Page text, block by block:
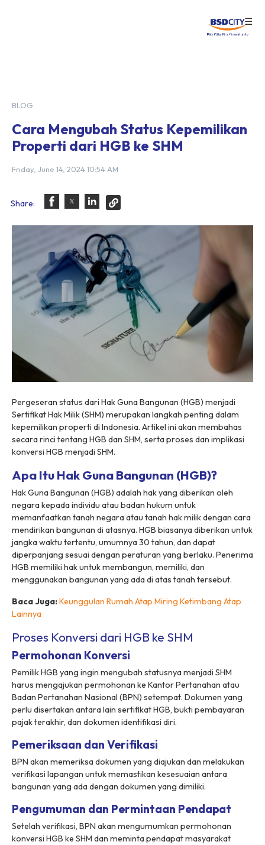
☰
BLOG
Cara Mengubah Status Kepemilikan
Properti dari HGB ke SHM
Friday, June 14, 2024 10:54 AM
Share:
Pergeseran status dari Hak Guna Bangunan (HGB) menjadi
Sertifikat Hak Milik (SHM) merupakan langkah penting dalam
kepemilikan properti di Indonesia. Artikel ini akan membahas
secara rinci tentang HGB dan SHM, serta proses dan implikasi
konversi HGB menjadi SHM.
Apa Itu Hak Guna Bangunan (HGB)?
Hak Guna Bangunan (HGB) adalah hak yang diberikan oleh
negara kepada individu atau badan hukum untuk
memanfaatkan tanah negara atau tanah hak milik dengan cara
mendirikan bangunan di atasnya. HGB biasanya diberikan untuk
jangka waktu tertentu, umumnya 30 tahun, dan dapat
diperpanjang sesuai dengan peraturan yang berlaku. Penerima
HGB memiliki hak untuk membangun, memiliki, dan
menggunakan bangunan yang ada di atas tanah tersebut.
Baca Juga:Keunggulan Rumah Atap Miring Ketimbang Atap
Lainnya
Proses Konversi dari HGB ke SHM
Permohonan Konversi
Pemilik HGB yang ingin mengubah statusnya menjadi SHM
harus mengajukan permohonan ke Kantor Pertanahan atau
Badan Pertanahan Nasional (BPN) setempat. Dokumen yang
perlu disertakan antara lain sertifikat HGB, bukti pembayaran
pajak terakhir, dan dokumen identifikasi diri.
Pemeriksaan dan Verifikasi
BPN akan memeriksa dokumen yang diajukan dan melakukan
verifikasi lapangan untuk memastikan kesesuaian antara
bangunan yang ada dengan dokumen yang dimiliki.
Pengumuman dan Permintaan Pendapat
Setelah verifikasi, BPN akan mengumumkan permohonan
konversi HGB ke SHM dan meminta pendapat masyarakat